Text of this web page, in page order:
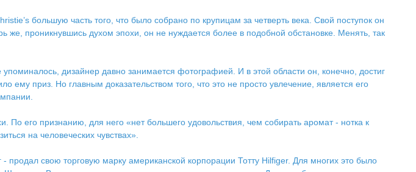
большую часть того, что было собрано по крупицам за четверть века. Свой поступок он
же, проникнувшись духом эпохи, он не нуждается более в подобной обстановке. Менять, так
дизайнер давно занимается фотографией. И в этой области он, конечно, достиг
приз. Но главным доказательством того, что это не просто увлечение, является его
его признанию, для него «нет большего удовольствия, чем собирать аромат - нотка к
на человеческих чувствах».
свою торговую марку американской корпорации Тотту Hilfiger. Для многих это было